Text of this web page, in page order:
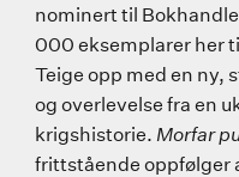
nominert til
000 eksemplarer her
Teige opp med en
og overlevelse fra en
krigshistorie. Morfar
frittstående oppfølger